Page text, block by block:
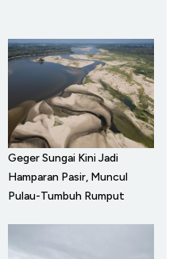
Geger Sungai Kini Jadi
Hamparan Pasir, Muncul
Pulau-Tumbuh Rumput